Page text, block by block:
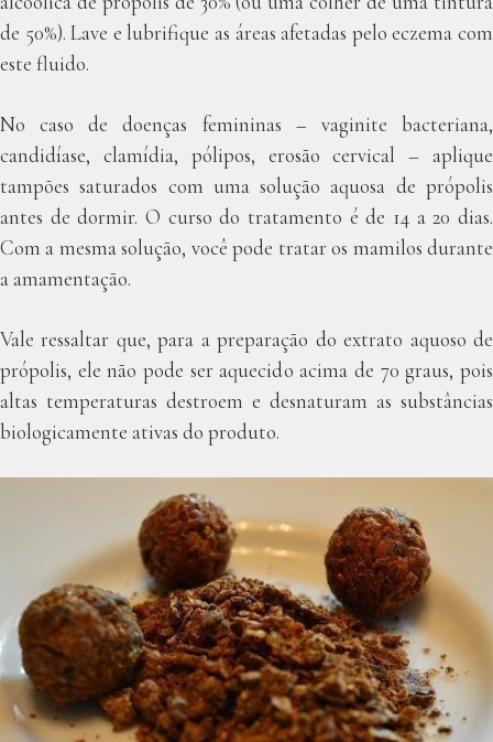
de 50%). Lave e lubrifique as áreas afetadas pelo eczema com
este fluido.
No caso de doenças femininas – vaginite bacteriana,
candidíase, clamídia, pólipos, erosão cervical – aplique
tampões saturados com uma solução aquosa de própolis
antes de dormir. O curso do tratamento é de 14 a 20 dias.
Com a mesma solução, você pode tratar os mamilos durante
a amamentação.
Vale ressaltar que, para a preparação do extrato aquoso de
própolis, ele não pode ser aquecido acima de 70 graus, pois
altas temperaturas destroem e desnaturam as substâncias
biologicamente ativas do produto.